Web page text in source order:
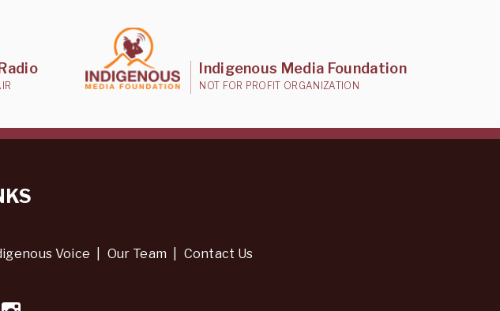
Indigenous Media Foundation
NOT FOR PROFIT ORGANIZATION
Voice Our Team Contact Us